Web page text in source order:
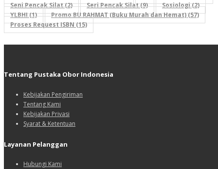
Seni Pencak Silat (2)
Seri Pencak Silat (9)
Sosiologi (2)
YLBHI (1)
Promo BU RAHMAT (Buku Murah dan Hemat) (57)
Proses Request ISBN (15)
Tentang Pustaka Obor Indonesia
Kebijakan Pengiriman
Tentang Kami
Kebijakan Privasi
Syarat & Ketentuan
Layanan Pelanggan
Hubungi Kami